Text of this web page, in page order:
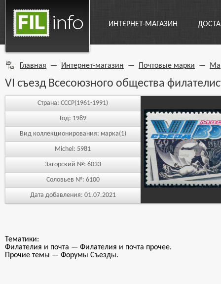
ИНТЕРНЕТ-МАГАЗИН
Главная — Интернет-магазин — Почтовые марки —
VI съезд Всесоюзного общества
Страна:СССР(1961-1991)
Год: 1989
Вид коллекционирования: марка(1)
Michel: 5981
Загорский №: 6033
Соловьев №: 6100
Дата добавления: 01.07.2021
Тематики:
Филателия и почта — Филателия и почта прочее.
Прочие темы — Форумы Съезды.